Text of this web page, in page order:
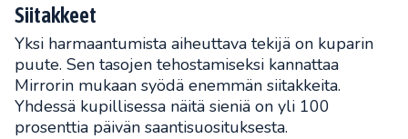
Siitakkeet
Yksi harmaantumista aiheuttava tekijä on kuparin
puute. Sen tasojen tehostamiseksi kannattaa
Mirrorin mukaan syödä enemmän siitakkeita.
Yhdessä kupillisessa näitä sieniä on yli 100
prosenttia päivän saantisuosituksesta.